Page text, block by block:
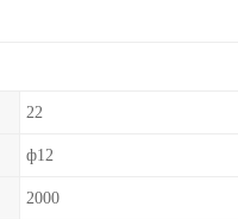
22
ф12
2000